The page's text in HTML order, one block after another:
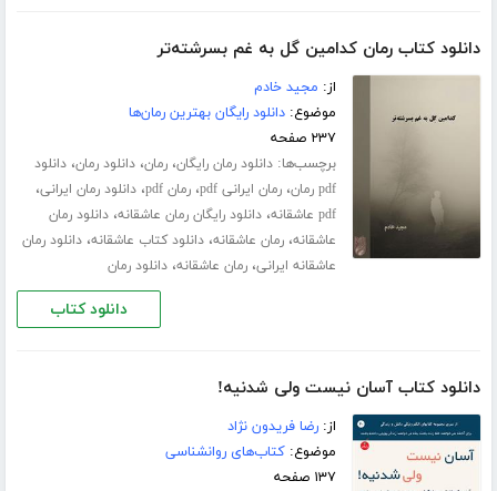
دانلود کتاب رمان کدامین گل به غم بسرشته‌تر
از: مجید خادم
موضوع:دانلود رایگان بهترین رمان‌ها
۲۳۷ صفحه
برچسب‌ها:دانلود رمان رایگان،رمان،دانلود رمان،دانلود
pdf رمان
،رمان ایرانی pdf ،رمان pdf ،دانلود رمان ایرانی،
pdf عاشقانه ،دانلود رایگان رمان عاشقانه،دانلود رمان
عاشقانه،رمان عاشقانه،دانلود کتاب عاشقانه،دانلود رمان
عاشقانه ایرانی،رمان عاشقانه،دانلود رمان
دانلود کتاب
دانلود کتاب آسان نیست ولی شدنیه!
از:رضا فریدون نژاد
موضوع:کتاب‌های روانشناسی
۱۳۷ صفحه